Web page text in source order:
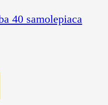
40 samolepiaca